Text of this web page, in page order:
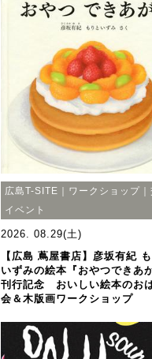
広島T-SITE｜ワークショップ｜
イベント
2026. 08.29(土)
【広島 蔦屋書店】彦坂有紀
いずみの絵本『おやつできあ
刊行記念 おいしい絵本のお
会＆木版画ワークショップ